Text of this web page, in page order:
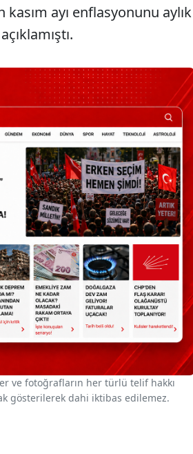
ayı enflasyonunu aylık
ve fotoğrafların her türlü telif hakkı
gösterilerek dahi iktibas edilemez.